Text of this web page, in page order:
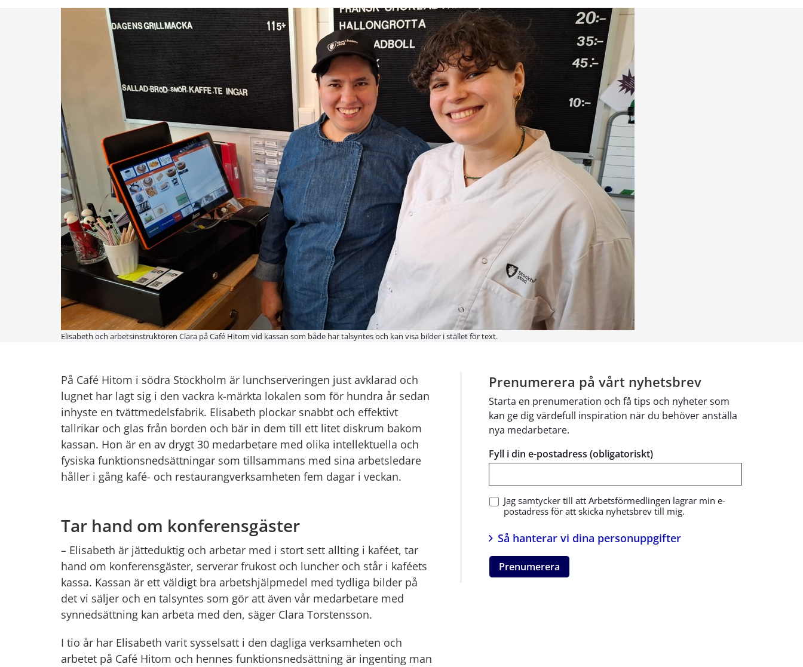
Elisabeth och arbetsinstruktören Clara på Café Hitom vid kassan som både har talsyntes och kan visa bilder i stället för text.
På Café Hitom i södra Stockholm är lunchserveringen just avklarad och
lugnet har lagt sig i den vackra k-märkta lokalen som för hundra år sedan
inhyste en tvättmedelsfabrik. Elisabeth plockar snabbt och effektivt
tallrikar och glas från borden och bär in dem till ett litet diskrum bakom
kassan. Hon är en av drygt 30 medarbetare med olika intellektuella och
fysiska funktionsnedsättningar som tillsammans med sina arbetsledare
håller i gång kafé- och restaurangverksamheten fem dagar i veckan.
Tar hand om konferensgäster
– Elisabeth är jätteduktig och arbetar med i stort sett allting i kaféet, tar
hand om konferensgäster, serverar frukost och luncher och står i kaféets
kassa. Kassan är ett väldigt bra arbetshjälpmedel med tydliga bilder på
det vi säljer och en talsyntes som gör att även vår medarbetare med
synnedsättning kan arbeta med den, säger Clara Torstensson.
I tio år har Elisabeth varit sysselsatt i den dagliga verksamheten och
arbetet på Café Hitom och hennes funktionsnedsättning är ingenting man
Prenumerera på vårt nyhetsbrev
Starta en prenumeration och få tips och nyheter som
kan ge dig värdefull inspiration när du behöver anställa
nya medarbetare.
Fyll i din e-postadress (obligatoriskt)
Jag samtycker till att Arbetsförmedlingen lagrar min e-
postadress för att skicka nyhetsbrev till mig.
Så hanterar vi dina personuppgifter
Prenumerera